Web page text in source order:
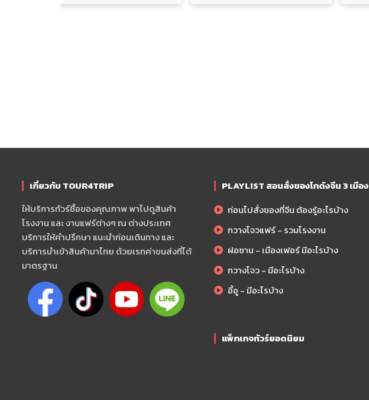
เกี่ยวกับ TOUR4TRIP
ให้บริการทัวร์ซื้อของคุณภาพ พาไปดูสินค้า
โรงงาน และ งานแฟร์ต่างๆ ณ ต่างประเทศ
บริการให้คำปรึกษา แนะนำก่อนเดินทาง และ
บริการนำเข้าสินค้ามาไทย ด้วยเรทค่าขนส่งที่ได้
มาตรฐาน
PLAYLIST สอนสั่งของโกดังจีน 3 เมือง
ก่อนไปสั่งของที่จีน ต้องรู้อะไรบ้าง
กวางโจวแฟร์ - รวมโรงงาน
ฝอซาน - เมืองเฟอร์ มีอะไรบ้าง
กวางโจว - มีอะไรบ้าง
อี้อู - มีอะไรบ้าง
แพ็กเกจทัวร์ยอดนิยม